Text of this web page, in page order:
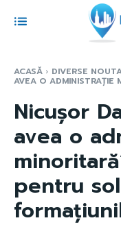
ACASĂ DIVERSE
AVEA O ADMINISTRAȚIE
Nicușor
avea o
pentru